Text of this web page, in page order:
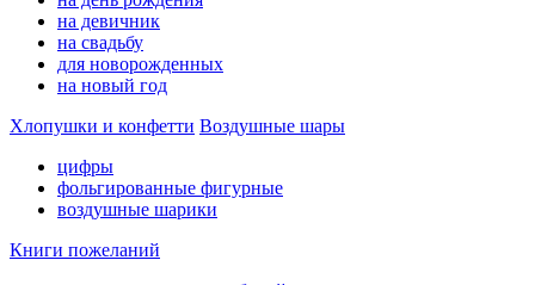
на девичник
на свадьбу
для новорожденных
на новый год
Хлопушки и конфетти Воздушные шары
цифры
фольгированные фигурные
воздушные шарики
Книги пожеланий